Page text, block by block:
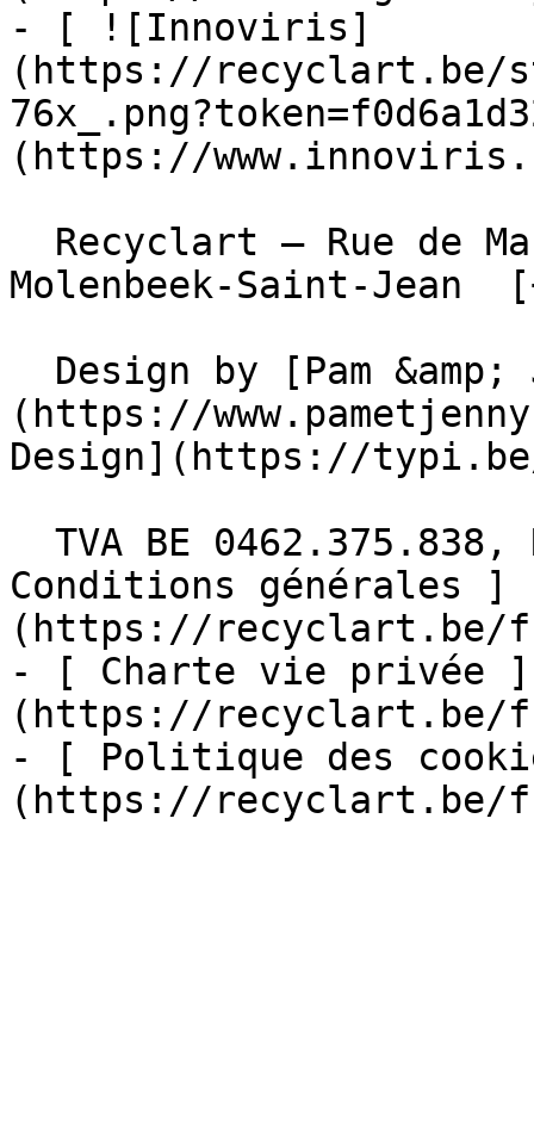
- [ ![Innoviris]
(https://recyclart.be/
(https://
Molenbeek-Saint-
(https://
Design](https://
Conditions générales ]
(https://recyclart.be/
- [ Charte vie privée ]
(https://recyclart.be/
- [ Politique des